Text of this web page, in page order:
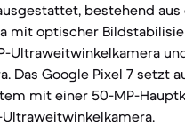
bestehend
mit optischer
Ultraweitwinkelkamera
Das Google Pixel 7 setzt
mit einer 50-MP-
Ultraweitwinkelkamera.